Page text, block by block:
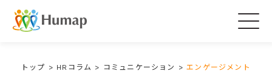
トップ > HRコラム > コミュニケーション >エンゲージメント